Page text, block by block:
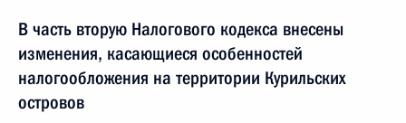
В часть вторую Налогового кодекса внесены
изменения, касающиеся особенностей
налогообложения на территории Курильских
островов